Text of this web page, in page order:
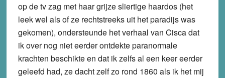
op de tv zag met haar grijze sliertige haardos (het
leek wel als of ze rechtstreeks uit het paradijs was
gekomen), ondersteunde het verhaal van Cisca dat
ik over nog niet eerder ontdekte paranormale
krachten beschikte en dat ik zelfs al een keer eerder
geleefd had, ze dacht zelf zo rond 1860 als ik het mij